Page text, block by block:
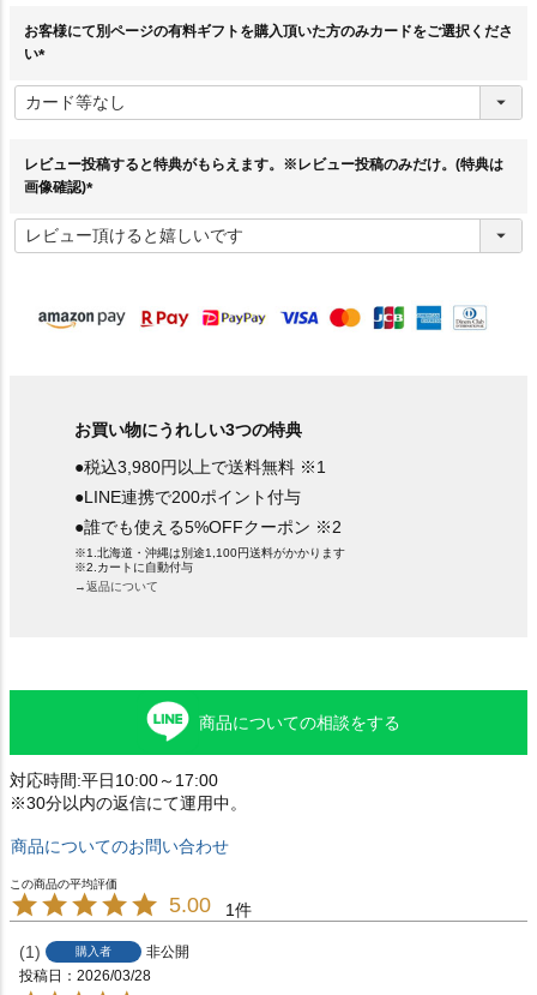
お客様にて別ページの有料ギフトを購入頂いた方のみカードをご選択くださ
い
必
須
レビュー投稿すると特典がもらえます。※レビュー投稿のみだけ。(特典は
画像確認)
必
須
お買い物にうれしい3つの特典
●税込3,980円以上で送料無料 ※1
●LINE連携で200ポイント付与
●誰でも使える5%OFFクーポン ※2
※1.北海道・沖縄は別途1,100円送料がかかります
※2.カートに自動付与
→返品について
商品についての相談をする
対応時間:平日10:00～17:00
※30分以内の返信にて運用中。
商品についてのお問い合わせ
5.00 1
1 購入者
非公開
投稿日
2026/03/28